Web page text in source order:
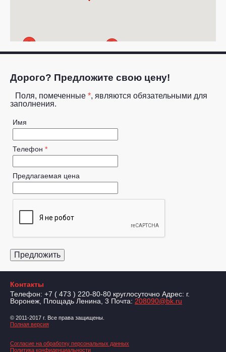
Дорого? Предложите свою цену!
Поля, помеченные *, являются обязательными для
заполнения.
Имя
Телефон *
Предлагаемая цена
Контакты
Телефон: +7 ( 473 ) 220-80-80 круглосуточно Адрес: г.
Воронеж, Площадь Ленина, 3 Почта: 208090@bk.ru
© 2011-2017 г. Все права защищены.
Полная версия
Согласие на обработку персональных данных
Политика конфиденциальности